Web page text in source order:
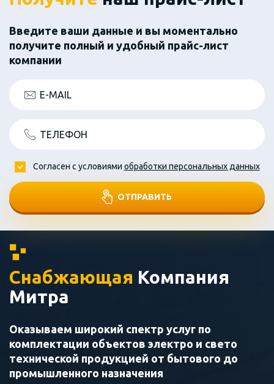
Введите ваши данные и вы моментально
получите полный и удобный прайс-лист
компании
E-MAIL
ТЕЛЕФОН
ОТПРАВИТЬ
Согласен с условиями обработки персональных данных
Снабжающая Компания
Митра
Оказываем широкий спектр услуг по
комплектации объектов электро и свето
технической продукцией от бытового до
промышленного назначения